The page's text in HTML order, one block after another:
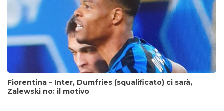
Fiorentina – Inter, Dumfries (squalificato) ci sarà,
Zalewski no: il motivo